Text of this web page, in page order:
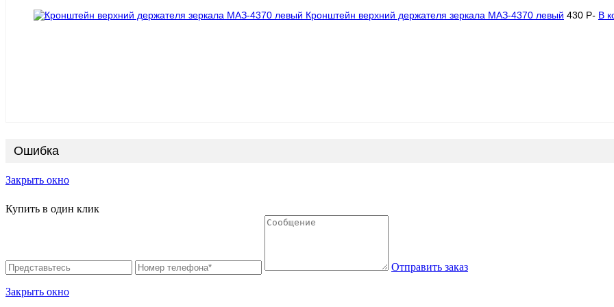
Кронштейн верхний держателя зеркала МАЗ-4370 левый 430 P- В
Ошибка
Закрыть окно
Купить в один клик
Отправить заказ
Закрыть окно